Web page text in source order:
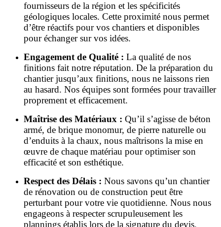
fournisseurs de la région et les spécificités
géologiques locales. Cette proximité nous permet
d’être réactifs pour vos chantiers et disponibles
pour échanger sur vos idées.
Engagement de Qualité : La qualité de nos
finitions fait notre réputation. De la préparation du
chantier jusqu’aux finitions, nous ne laissons rien
au hasard. Nos équipes sont formées pour travailler
proprement et efficacement.
Maîtrise des Matériaux : Qu’il s’agisse de béton
armé, de brique monomur, de pierre naturelle ou
d’enduits à la chaux, nous maîtrisons la mise en
œuvre de chaque matériau pour optimiser son
efficacité et son esthétique.
Respect des Délais : Nous savons qu’un chantier
de rénovation ou de construction peut être
perturbant pour votre vie quotidienne. Nous nous
engageons à respecter scrupuleusement les
plannings établis lors de la signature du devis.